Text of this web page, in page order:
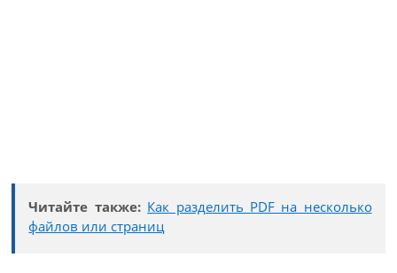
Читайте также: Как разделить PDF на несколько
файлов или страниц